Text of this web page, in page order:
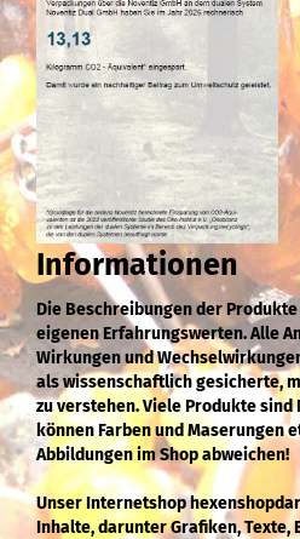
Informationen
Die Beschreibungen der
eigenen Erfahrungswerten. Alle
Wirkungen und
als wissenschaftlich gesicherte,
zu verstehen. Viele Produkte
können Farben und Maserungen
Abbildungen im Shop abweichen!
Unser Internetshop
Inhalte, darunter Grafiken, Texte,